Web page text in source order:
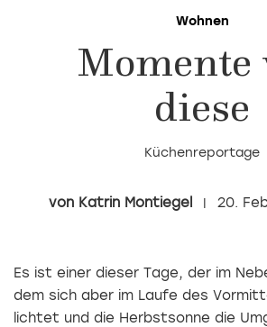
Wohnen
Momente
diese
Küchenreportage
Katrin Montiegel 20.
Es ist einer dieser Tage, der im
dem sich aber im Laufe des
lichtet und die Herbstsonne die